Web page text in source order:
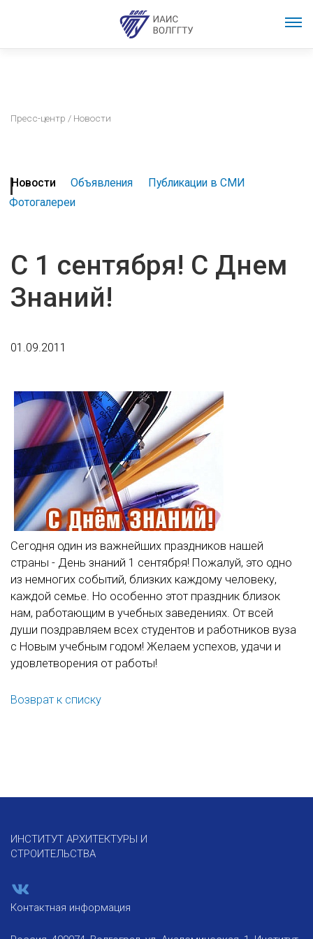
Пресс-центр / Новости
Новости Объявления
Публикации в СМИ
Фотогалереи
С 1 сентября! С Днем
Знаний!
01.09.2011
Сегодня один из важнейших праздников нашей
страны - День знаний 1 сентября! Пожалуй, это одно
из немногих событий, близких каждому человеку,
каждой семье. Но особенно этот праздник близок
нам, работающим в учебных заведениях. От всей
души поздравляем всех студентов и работников вуза
с Новым учебным годом! Желаем успехов, удачи и
удовлетворения от работы!
Возврат к списку
ИНСТИТУТ АРХИТЕКТУРЫ И
СТРОИТЕЛЬСТВА
Контактная информация